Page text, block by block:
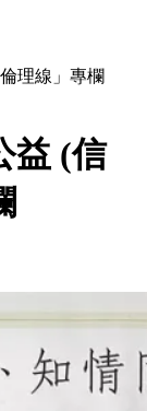
理線」專欄
益 (信